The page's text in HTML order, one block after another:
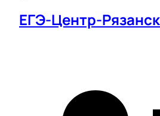
ЕГЭ-Центр-